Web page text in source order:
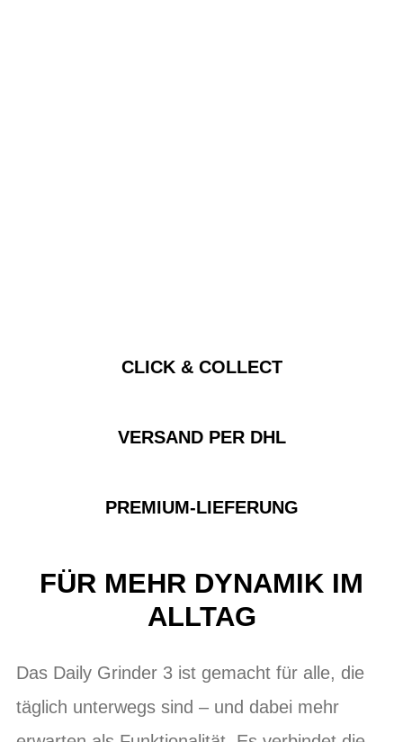
CLICK & COLLECT
VERSAND PER DHL
PREMIUM-LIEFERUNG
FÜR MEHR DYNAMIK IM
ALLTAG
Das Daily Grinder 3 ist gemacht für alle, die
täglich unterwegs sind – und dabei mehr